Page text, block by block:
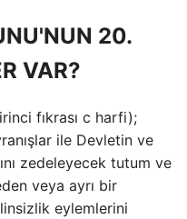
20.
VAR?
fıkrası c harfi);
ile Devletin ve
zedeleyecek tutum ve
veya ayrı bir
eylemlerini